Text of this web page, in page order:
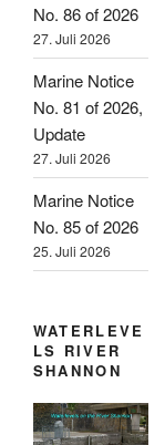
No. 86 of 2026
27. Juli 2026
Marine Notice
No. 81 of 2026,
Update
27. Juli 2026
Marine Notice
No. 85 of 2026
25. Juli 2026
WATERLEVE
LS RIVER
SHANNON